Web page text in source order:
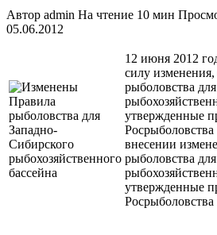
Автор admin На чтение 10 мин
05.06.2012
12 июня 2012
силу
рыболовства
утвержденные
внесении
рыболовства
утвержденные